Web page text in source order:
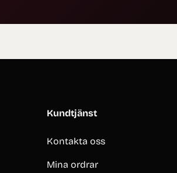
Kundtjänst
Kontakta oss
Mina ordrar